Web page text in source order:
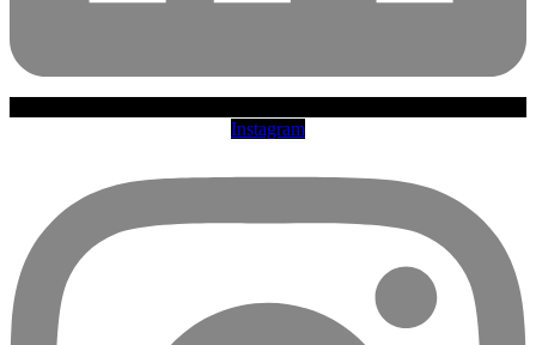
Instagram